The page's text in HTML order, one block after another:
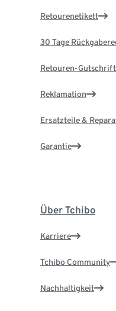
Retourenetikett
30 Tage
Retouren-Gutschrift
Reklamation
Ersatzteile &
Garantie
Über Tchibo
Karriere
Tchibo Community
Nachhaltigkeit